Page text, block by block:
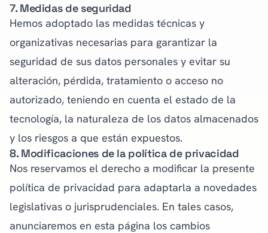
7. Medidas de seguridad
Hemos adoptado las medidas técnicas y
organizativas necesarias para garantizar la
seguridad de sus datos personales y evitar su
alteración, pérdida, tratamiento o acceso no
autorizado, teniendo en cuenta el estado de la
tecnología, la naturaleza de los datos almacenados
y los riesgos a que están expuestos.
8. Modificaciones de la política de privacidad
Nos reservamos el derecho a modificar la presente
política de privacidad para adaptarla a novedades
legislativas o jurisprudenciales. En tales casos,
anunciaremos en esta página los cambios